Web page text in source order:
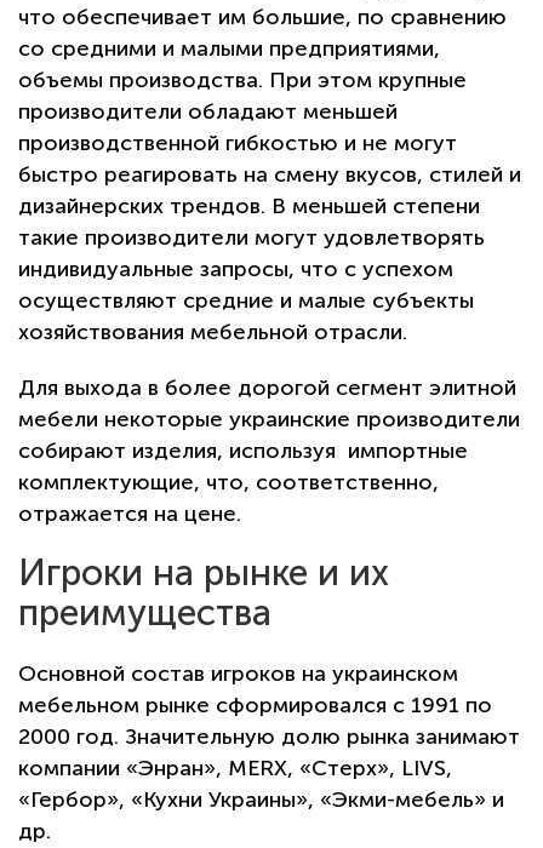
что обеспечивает им большие, по сравнению
со средними и малыми предприятиями,
объемы производства. При этом крупные
производители обладают меньшей
производственной гибкостью и не могут
быстро реагировать на смену вкусов, стилей и
дизайнерских трендов. В меньшей степени
такие производители могут удовлетворять
индивидуальные запросы, что с успехом
осуществляют средние и малые субъекты
хозяйствования мебельной отрасли.
Для выхода в более дорогой сегмент элитной
мебели некоторые украинские производители
собирают изделия, используя импортные
комплектующие, что, соответственно,
отражается на цене.
Игроки на рынке и их
преимущества
Основной состав игроков на украинском
мебельном рынке сформировался с 1991 по
2000 год. Значительную долю рынка занимают
компании «Энран», MERX, «Стерх», LIVS,
«Гербор», «Кухни Украины», «Экми-мебель» и
др.